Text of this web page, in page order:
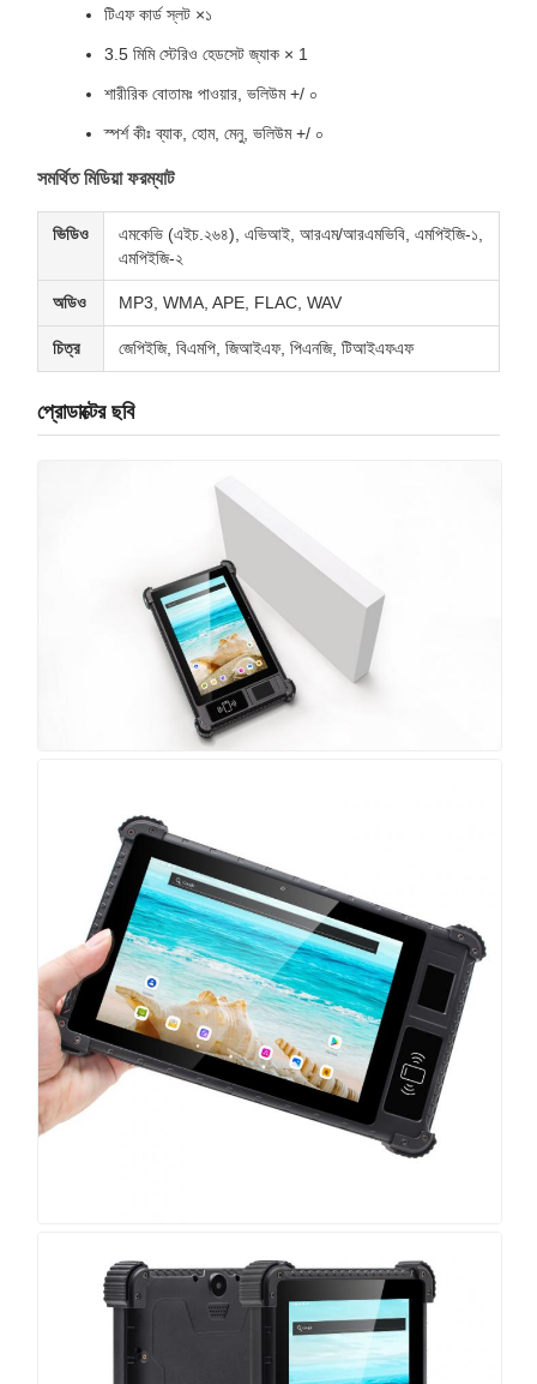
টিএফ কার্ড স্লট ×১
3.5 মিমি স্টেরিও হেডসেট জ্যাক × 1
শারীরিক বোতামঃ পাওয়ার, ভলিউম +/ ০
স্পর্শ কীঃ ব্যাক, হোম, মেনু, ভলিউম +/ ০
সমর্থিত মিডিয়া ফরম্যাট
ভিডিও
এমকেভি (এইচ.২৬৪), এভিআই, আরএম/আরএমভিবি, এমপিইজি-১,
এমপিইজি-২
অডিও MP3, WMA, APE, FLAC, WAV
চিত্র জেপিইজি, বিএমপি, জিআইএফ, পিএনজি, টিআইএফএফ
প্রোডাক্টের ছবি